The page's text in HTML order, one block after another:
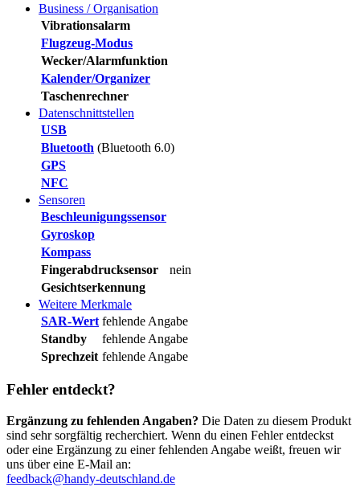
Business / Organisation
Vibrationsalarm
Flugzeug-Modus
Wecker/Alarmfunktion
Kalender/Organizer
Taschenrechner
Datenschnittstellen
USB
Bluetooth (Bluetooth 6.0)
GPS
NFC
Sensoren
Beschleunigungssensor
Gyroskop
Kompass
Fingerabdrucksensor
nein
Gesichtserkennung
Weitere Merkmale
SAR-Wert fehlende Angabe
Standby
fehlende Angabe
Sprechzeit fehlende Angabe
Fehler entdeckt?
Ergänzung zu fehlenden Angaben? Die Daten zu diesem Produkt
sind sehr sorgfältig recherchiert. Wenn du einen Fehler entdeckst
oder eine Ergänzung zu einer fehlenden Angabe weißt, freuen wir
uns über eine E-Mail an:
feedback@handy-deutschland.de